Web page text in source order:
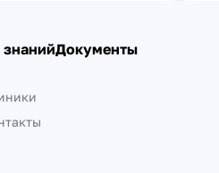
знанийДокументы